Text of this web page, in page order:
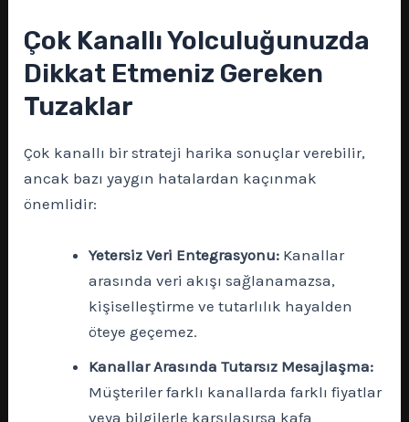
Çok Kanallı Yolculuğunuzda
Dikkat Etmeniz Gereken
Tuzaklar
Çok kanallı bir strateji harika sonuçlar verebilir,
ancak bazı yaygın hatalardan kaçınmak
önemlidir:
Yetersiz Veri Entegrasyonu: Kanallar
arasında veri akışı sağlanamazsa,
kişiselleştirme ve tutarlılık hayalden
öteye geçemez.
Kanallar Arasında Tutarsız Mesajlaşma:
Müşteriler farklı kanallarda farklı fiyatlar
veya bilgilerle karşılaşırsa kafa